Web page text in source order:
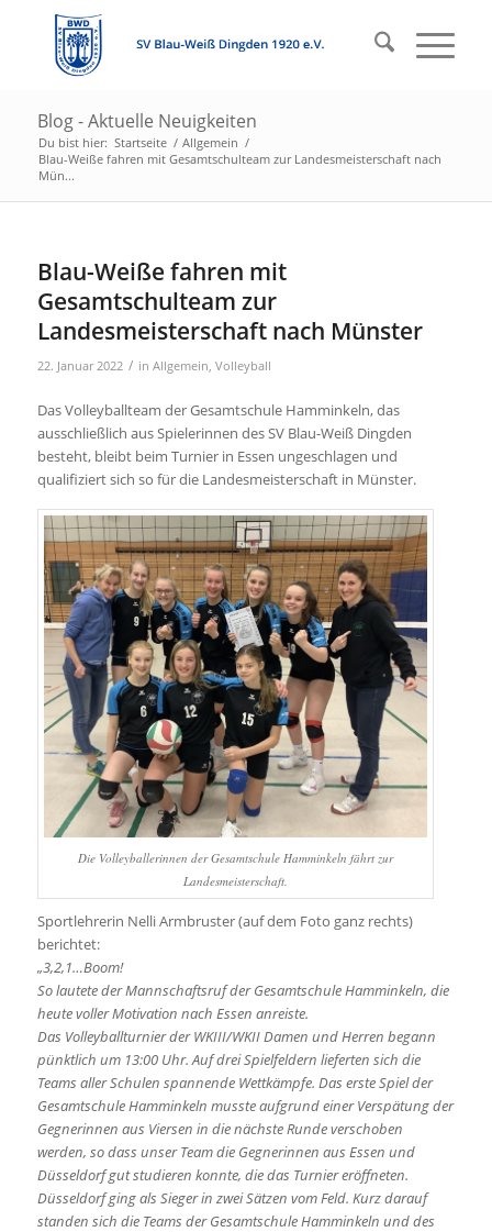
Blog - Aktuelle Neuigkeiten
Du bist hier: Startseite / Allgemein /
Blau-Weiße fahren mit Gesamtschulteam zur Landesmeisterschaft nach
Mün...
Blau-Weiße fahren mit
Gesamtschulteam zur
Landesmeisterschaft nach Münster
22. Januar 2022 / in Allgemein, Volleyball
Das Volleyballteam der Gesamtschule Hamminkeln, das
ausschließlich aus Spielerinnen des SV Blau-Weiß Dingden
besteht, bleibt beim Turnier in Essen ungeschlagen und
qualifiziert sich so für die Landesmeisterschaft in Münster.
Die Volleyballerinnen der Gesamtschule Hamminkeln fährt zur
Landesmeisterschaft.
Sportlehrerin Nelli Armbruster (auf dem Foto ganz rechts)
berichtet:
„3,2,1…Boom!
So lautete der Mannschaftsruf der Gesamtschule Hamminkeln, die
heute voller Motivation nach Essen anreiste.
Das Volleyballturnier der WKIII/WKII Damen und Herren begann
pünktlich um 13:00 Uhr. Auf drei Spielfeldern lieferten sich die
Teams aller Schulen spannende Wettkämpfe. Das erste Spiel der
Gesamtschule Hamminkeln musste aufgrund einer Verspätung der
Gegnerinnen aus Viersen in die nächste Runde verschoben
werden, so dass unser Team die Gegnerinnen aus Essen und
Düsseldorf gut studieren konnte, die das Turnier eröffneten.
Düsseldorf ging als Sieger in zwei Sätzen vom Feld. Kurz darauf
standen sich die Teams der Gesamtschule Hamminkeln und des